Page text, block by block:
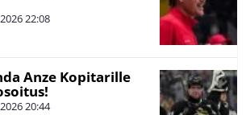
22:08
Anze Kopitarille
20:44